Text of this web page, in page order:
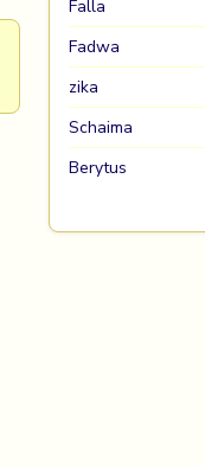
Falla
Fadwa
zika
Schaima
Berytus